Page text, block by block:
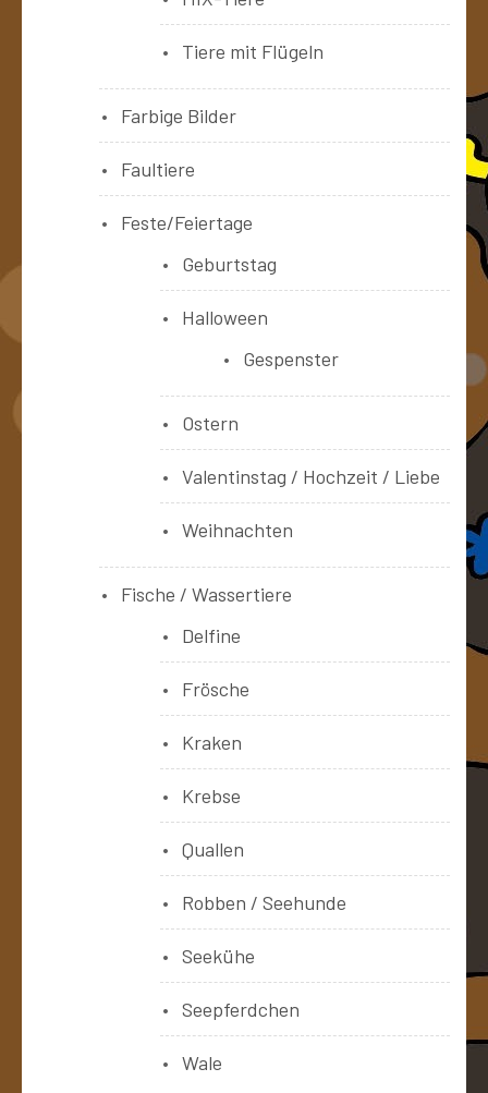
Tiere mit Flügeln
Farbige Bilder
Faultiere
Feste/Feiertage
Geburtstag
Halloween
Gespenster
Ostern
Valentinstag / Hochzeit / Liebe
Weihnachten
Fische / Wassertiere
Delfine
Frösche
Kraken
Krebse
Quallen
Robben / Seehunde
Seekühe
Seepferdchen
Wale